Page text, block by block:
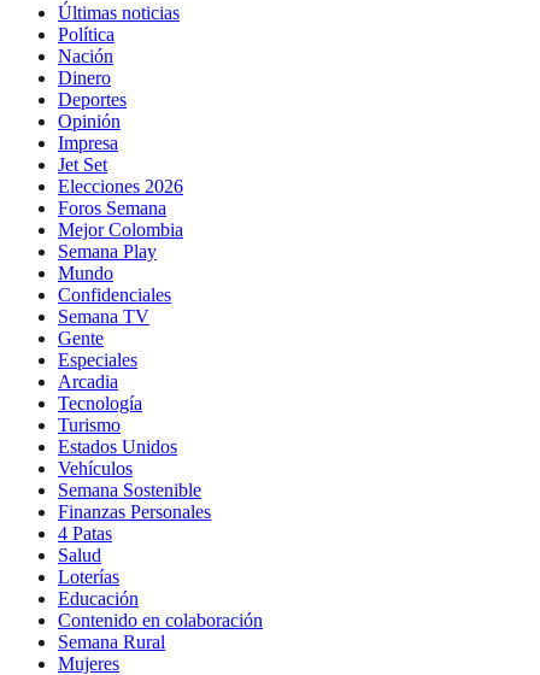
Últimas noticias
Política
Nación
Dinero
Deportes
Opinión
Impresa
Jet Set
Elecciones 2026
Foros Semana
Mejor Colombia
Semana Play
Mundo
Confidenciales
Semana TV
Gente
Especiales
Arcadia
Tecnología
Turismo
Estados Unidos
Vehículos
Semana Sostenible
Finanzas Personales
4 Patas
Salud
Loterías
Educación
Contenido en colaboración
Semana Rural
Mujeres